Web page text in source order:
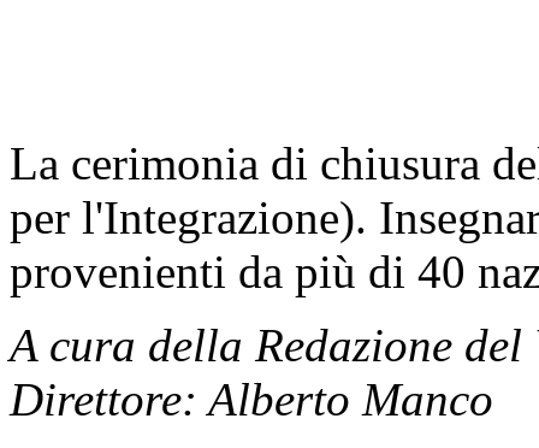
La cerimonia di chiusura
per l'Integrazione).
provenienti da più di 40
A cura della Redazione del
Direttore: Alberto Manco